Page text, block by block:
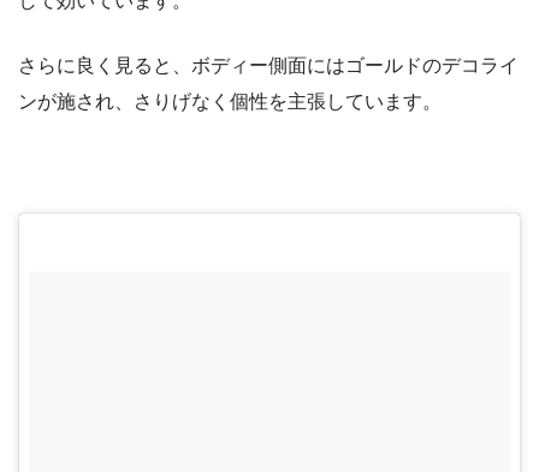
さらに良く見ると、ボディー側面にはゴールドのデコライ
ンが施され、さりげなく個性を主張しています。